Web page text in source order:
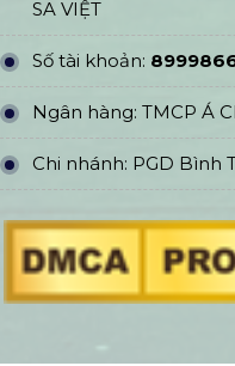
SA VIỆT
Số tài khoản:
Ngân hàng: TMCP Á
Chi nhánh: PGD Bình